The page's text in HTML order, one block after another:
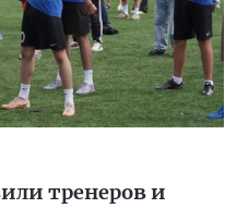
тренеров и